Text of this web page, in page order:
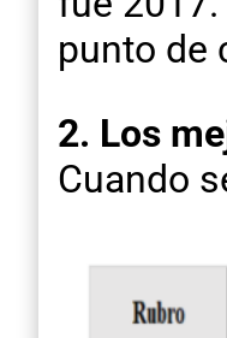
punto de
2. Los
Cuando